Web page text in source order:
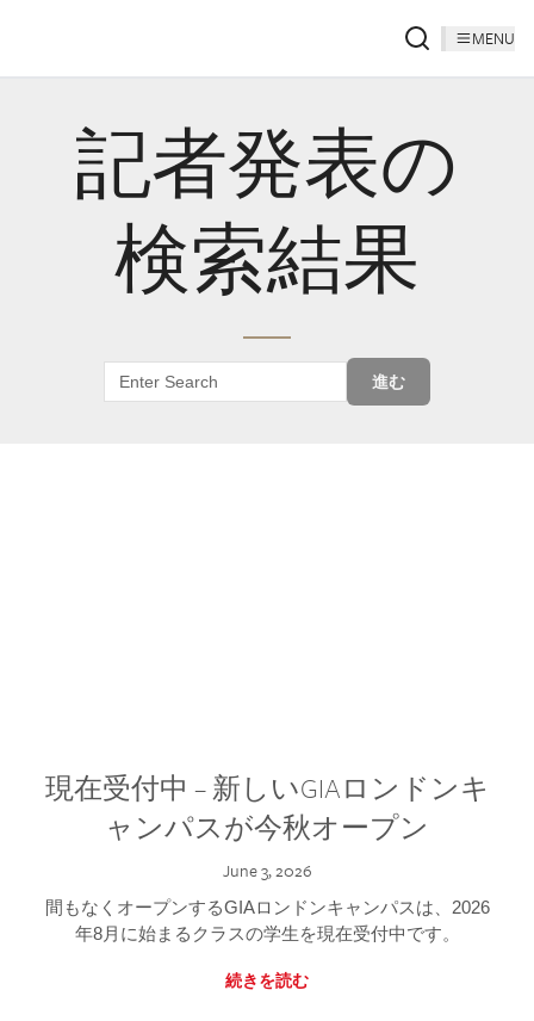
MENU
記者発表の
検索結果
進む
現在受付中 – 新しいGIAロンドンキ
ャンパスが今秋オープン
June 3, 2026
間もなくオープンするGIAロンドンキャンパスは、2026
年8月に始まるクラスの学生を現在受付中です。
続きを読む